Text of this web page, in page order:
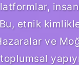
etnik
ve